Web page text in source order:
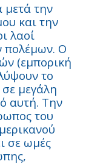
μετά την
και την
λαοί
πολέμων. Ο
(εμπορική
το
μεγάλη
αυτή. Την
του
σε ωμές